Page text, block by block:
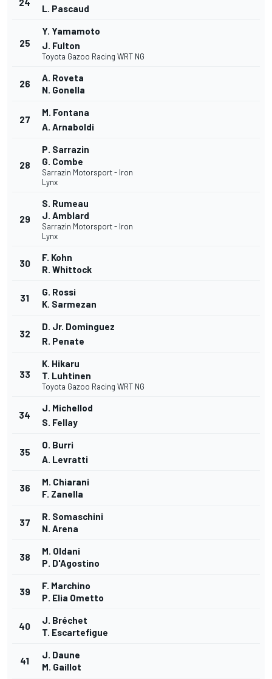
24
L. Pascaud
25
Y. Yamamoto
J. Fulton
Toyota Gazoo Racing WRT NG
26
A. Roveta
N. Gonella
27
M. Fontana
A. Arnaboldi
28
P. Sarrazin
G. Combe
Sarrazin Motorsport - Iron
Lynx
29
S. Rumeau
J. Amblard
Sarrazin Motorsport - Iron
Lynx
30
F. Kohn
R. Whittock
31
G. Rossi
K. Sarmezan
32
D. Jr. Dominguez
R. Penate
33
K. Hikaru
T. Luhtinen
Toyota Gazoo Racing WRT NG
34
J. Michellod
S. Fellay
35
O. Burri
A. Levratti
36
M. Chiarani
F. Zanella
37
R. Somaschini
N. Arena
38
M. Oldani
P. D'Agostino
39
F. Marchino
P. Elia Ometto
40
J. Bréchet
T. Escartefigue
41
J. Daune
M. Gaillot